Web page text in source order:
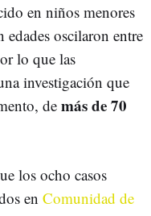
en niños menores
edades oscilaron entre
lo que las
investigación que
de más de 70
los ocho casos
en Comunidad de